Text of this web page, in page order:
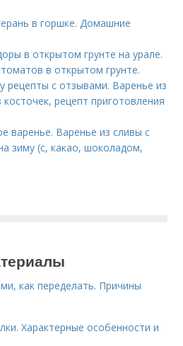
в горшке. Домашние
в открытом грунте на урале.
в открытом грунте.
рецепты с отзывами. Варенье из
рецепт приготовления
варенье. Варенье из сливы с
зиму (с, какао, шоколадом,
как переделать. Причины
Характерные особенности и